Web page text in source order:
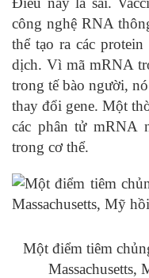
công nghệ RNA
thể tạo ra các
dịch. Vì mã mRNA
trong tế bào người,
thay đổi gene. Một
các phân tử mRNA
trong cơ thể.
Một điểm tiêm
Massachusetts,